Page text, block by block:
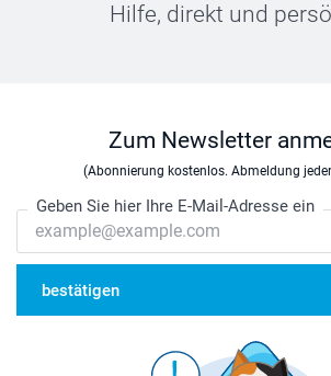
Hilfe, direkt und
Zum Newsletter
(Abonnierung kostenlos. Abmeldung
Geben Sie hier Ihre E-Mail-Adresse ein
bestätigen